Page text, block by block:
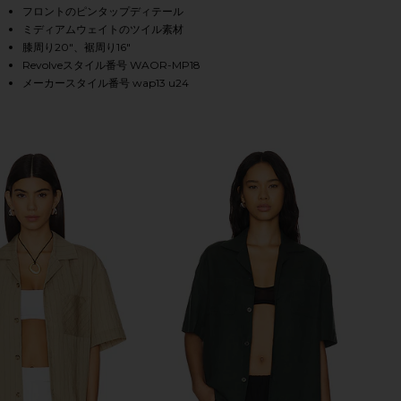
WIDE LEG PLEATED TROUSER IN BROWN ON
WIDE LEG PLEATED TROUSER IN BROWN ON
WIDE LEG PLEATED TROUSER IN BROWN ON
フロントのピンタップディテール
ミディアムウェイトのツイル素材
膝周り20"、裾周り16"
Revolveスタイル番号 WAOR-MP18
メーカースタイル番号 wap13 u24